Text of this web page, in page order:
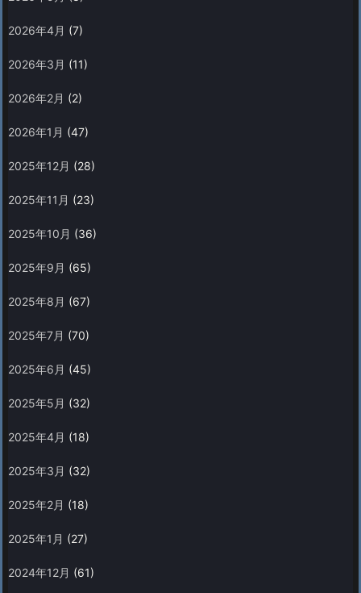
2026年4月 (7)
2026年3月 (11)
2026年2月 (2)
2026年1月 (47)
2025年12月 (28)
2025年11月 (23)
2025年10月 (36)
2025年9月 (65)
2025年8月 (67)
2025年7月 (70)
2025年6月 (45)
2025年5月 (32)
2025年4月 (18)
2025年3月 (32)
2025年2月 (18)
2025年1月 (27)
2024年12月 (61)